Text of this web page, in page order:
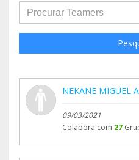
NEKANE MIGUEL
09/03/2021
Colabora com 27